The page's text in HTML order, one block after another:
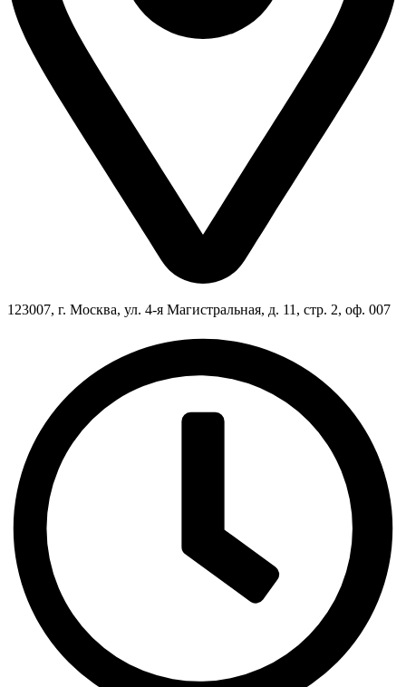
123007, г. Москва, ул. 4-я Магистральная, д. 11, стр. 2, оф. 007